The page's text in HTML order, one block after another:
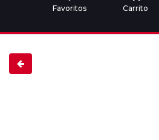
Favoritos Carrito
Descargar